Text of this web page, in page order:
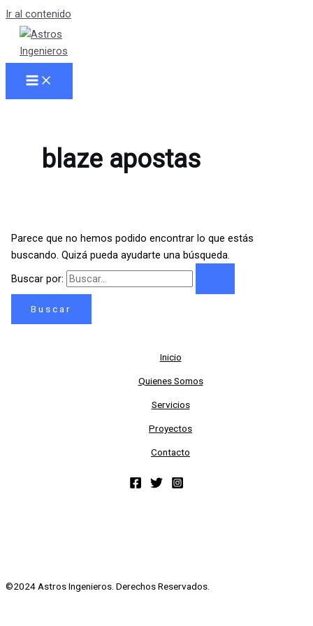
Ir al contenido
blaze apostas
Parece que no hemos podido encontrar lo que estás
buscando. Quizá pueda ayudarte una búsqueda.
Buscar por:
Inicio
Quienes Somos
Servicios
Proyectos
Contacto
©2024 Astros Ingenieros. Derechos Reservados.